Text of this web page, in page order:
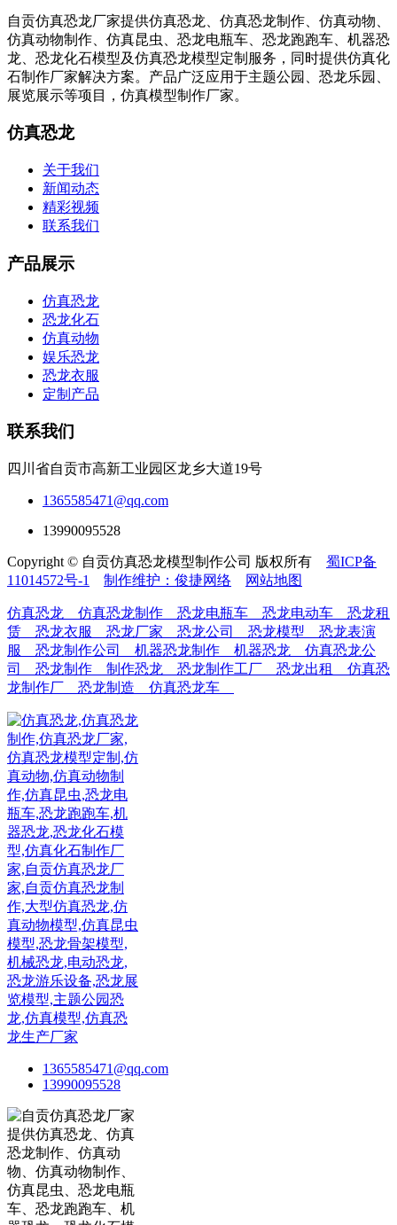
自贡仿真恐龙厂家提供仿真恐龙、仿真恐龙制作、仿真动物、
仿真动物制作、仿真昆虫、恐龙电瓶车、恐龙跑跑车、机器恐
龙、恐龙化石模型及仿真恐龙模型定制服务，同时提供仿真化
石制作厂家解决方案。产品广泛应用于主题公园、恐龙乐园、
展览展示等项目，仿真模型制作厂家。
仿真恐龙
关于我们
新闻动态
精彩视频
联系我们
产品展示
仿真恐龙
恐龙化石
仿真动物
娱乐恐龙
恐龙衣服
定制产品
联系我们
四川省自贡市高新工业园区龙乡大道19号
1365585471@qq.com
13990095528
Copyright © 自贡仿真恐龙模型制作公司 版权所有 蜀ICP备
11014572号-1
制作维护：俊捷网络 网站地图
仿真恐龙 仿真恐龙制作 恐龙电瓶车 恐龙电动车 恐龙租
赁 恐龙衣服 恐龙厂家 恐龙公司 恐龙模型 恐龙表演
服 恐龙制作公司 机器恐龙制作 机器恐龙 仿真恐龙公
司 恐龙制作 制作恐龙 恐龙制作工厂 恐龙出租 仿真恐
龙制作厂 恐龙制造 仿真恐龙车
1365585471@qq.com
13990095528